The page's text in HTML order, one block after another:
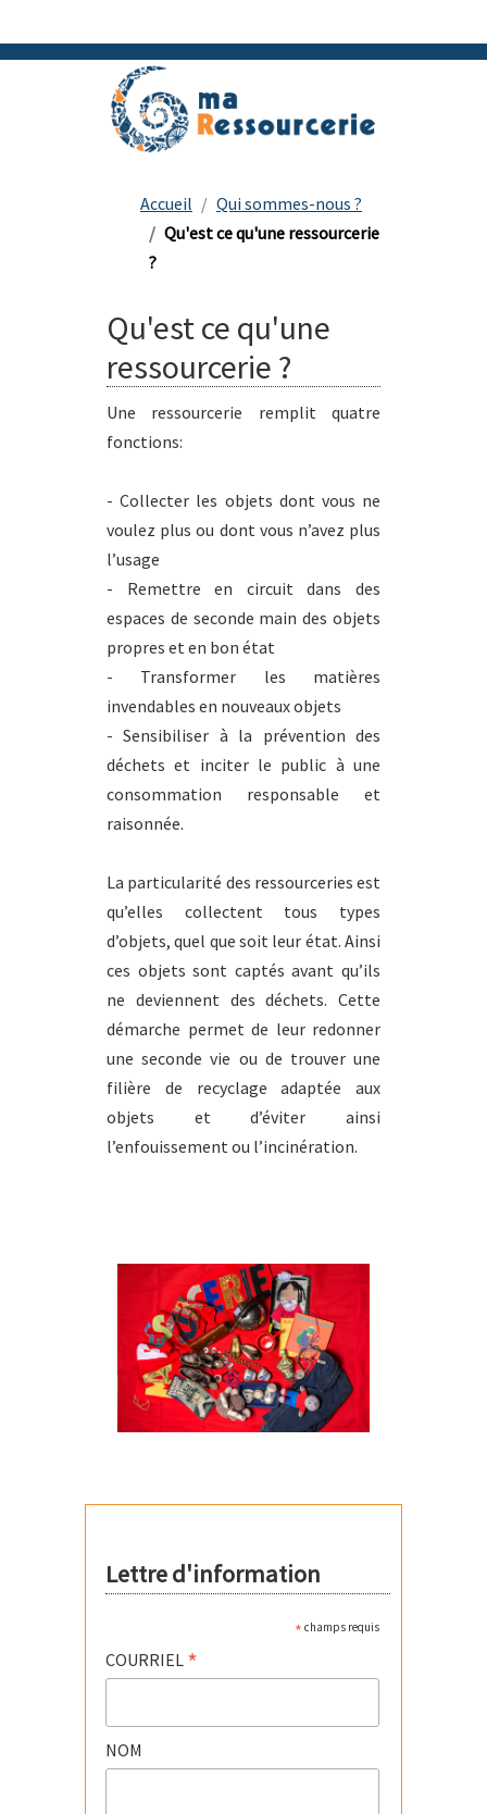
Accueil
Qui sommes-nous ?
Qu'est ce qu'une ressourcerie
?
Qu'est ce qu'une
ressourcerie ?
Une ressourcerie remplit quatre
fonctions:
- Collecter les objets dont vous ne
voulez plus ou dont vous n’avez plus
l’usage
- Remettre en circuit dans des
espaces de seconde main des objets
propres et en bon état
- Transformer les matières
invendables en nouveaux objets
- Sensibiliser à la prévention des
déchets et inciter le public à une
consommation responsable et
raisonnée.
La particularité des ressourceries est
qu’elles collectent tous types
d’objets, quel que soit leur état. Ainsi
ces objets sont captés avant qu’ils
ne deviennent des déchets. Cette
démarche permet de leur redonner
une seconde vie ou de trouver une
filière de recyclage adaptée aux
objets et d’éviter ainsi
l’enfouissement ou l’incinération.
Lettre d'information
* champs requis
COURRIEL *
NOM